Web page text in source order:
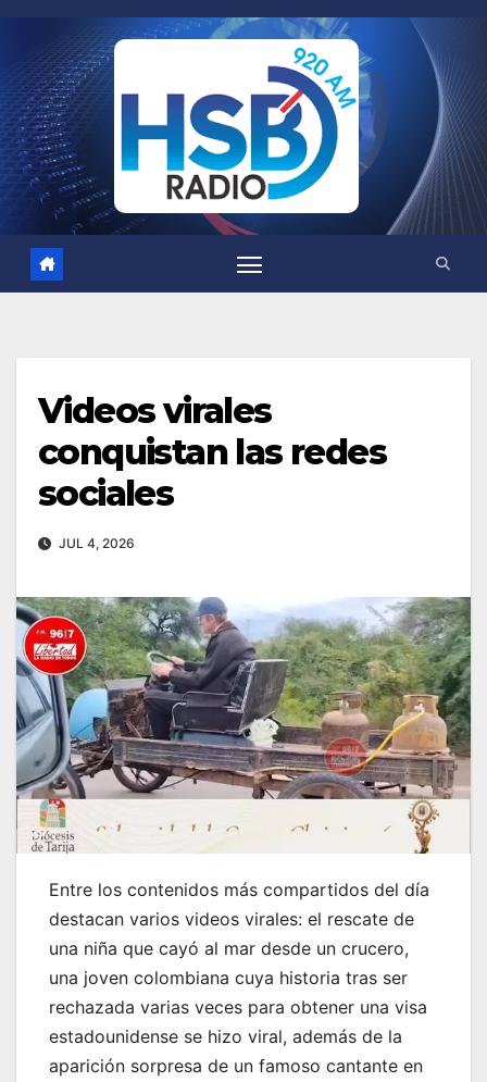
contenido
Videos virales
conquistan las redes
sociales
JUL 4, 2026
Entre los contenidos más compartidos del día
destacan varios videos virales: el rescate de
una niña que cayó al mar desde un crucero,
una joven colombiana cuya historia tras ser
rechazada varias veces para obtener una visa
estadounidense se hizo viral, además de la
aparición sorpresa de un famoso cantante en